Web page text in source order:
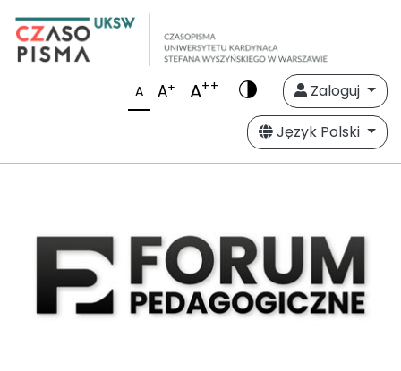
A A+ A++
Zaloguj
Język Polski